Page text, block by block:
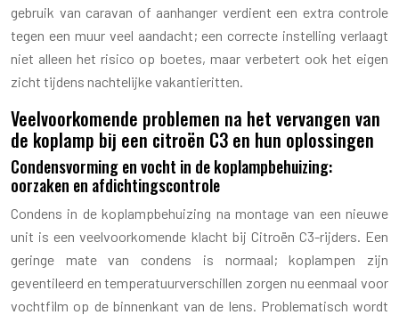
gebruik van caravan of aanhanger verdient een extra controle
tegen een muur veel aandacht; een correcte instelling verlaagt
niet alleen het risico op boetes, maar verbetert ook het eigen
zicht tijdens nachtelijke vakantieritten.
Veelvoorkomende problemen na het vervangen van
de koplamp bij een citroën C3 en hun oplossingen
Condensvorming en vocht in de koplampbehuizing:
oorzaken en afdichtingscontrole
Condens in de koplampbehuizing na montage van een nieuwe
unit is een veelvoorkomende klacht bij Citroën C3-rijders. Een
geringe mate van condens is normaal; koplampen zijn
geventileerd en temperatuurverschillen zorgen nu eenmaal voor
vochtfilm op de binnenkant van de lens. Problematisch wordt